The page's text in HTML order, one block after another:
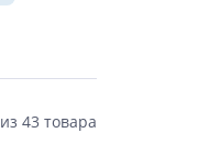
Dual
из 43 товара